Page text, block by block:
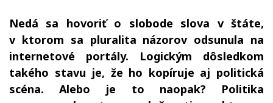
Nedá sa hovoriť o slobode slova v štáte,
v ktorom sa pluralita názorov odsunula na
internetové portály. Logickým dôsledkom
takého stavu je, že ho kopíruje aj politická
scéna. Alebo je to naopak? Politika